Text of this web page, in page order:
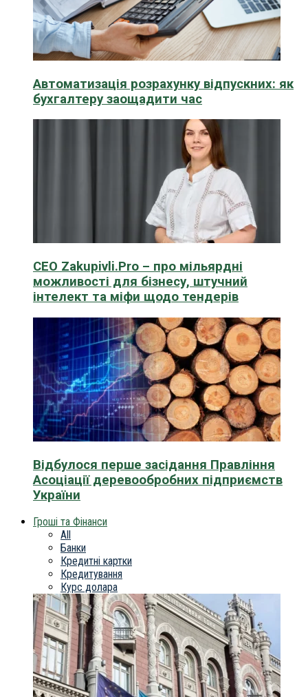
Автоматизація розрахунку відпускних: як
бухгалтеру заощадити час
CEO Zakupivli.Pro – про мільярдні
можливості для бізнесу, штучний
інтелект та міфи щодо тендерів
Відбулося перше засідання Правління
Асоціації деревообробних підприємств
України
Гроші та Фінанси
All
Банки
Кредитні картки
Кредитування
Курс долара